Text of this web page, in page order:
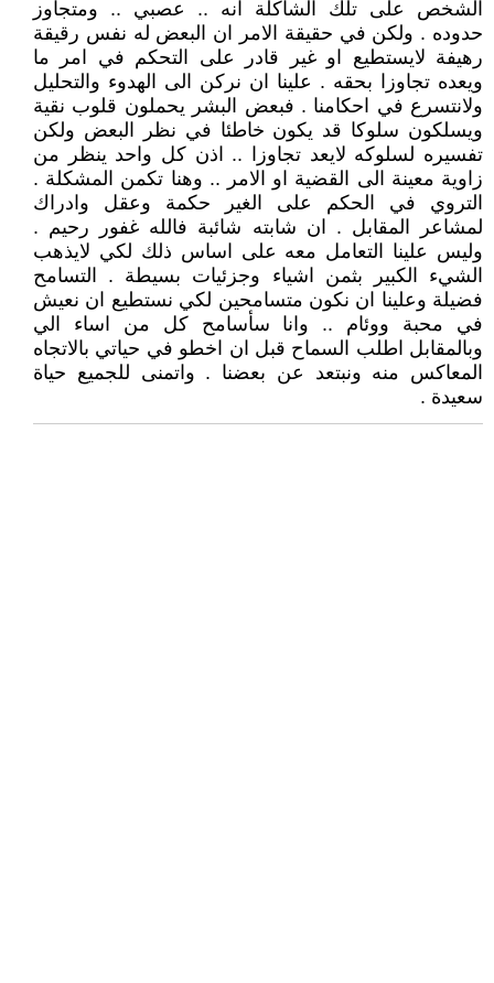
الشخص على تلك الشاكلة انه .. عصبي .. ومتجاوز
حدوده . ولكن في حقيقة الامر ان البعض له نفس رقيقة
رهيفة لايستطيع او غير قادر على التحكم في امر ما
ويعده تجاوزا بحقه . علينا ان نركن الى الهدوء والتحليل
ولانتسرع في احكامنا . فبعض البشر يحملون قلوب نقية
ويسلكون سلوكا قد يكون خاطئا في نظر البعض ولكن
تفسيره لسلوكه لايعد تجاوزا .. اذن كل واحد ينظر من
زاوية معينة الى القضية او الامر .. وهنا تكمن المشكلة .
التروي في الحكم على الغير حكمة وعقل وادراك
لمشاعر المقابل . ان شابته شائبة فالله غفور رحيم .
وليس علينا التعامل معه على اساس ذلك لكي لايذهب
الشيء الكبير بثمن اشياء وجزئيات بسيطة . التسامح
فضيلة وعلينا ان نكون متسامحين لكي نستطيع ان نعيش
في محبة ووئام .. وانا سأسامح كل من اساء الي
وبالمقابل اطلب السماح قبل ان اخطو في حياتي بالاتجاه
المعاكس منه ونبتعد عن بعضنا . واتمنى للجميع حياة
سعيدة .